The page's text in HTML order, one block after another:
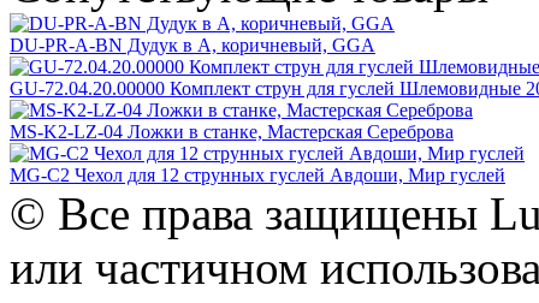
DU-PR-A-BN Дудук в A, коричневый, GGA
GU-72.04.20.00000 Комплект струн для гуслей Шлемовидные
MS-K2-LZ-04 Ложки в станке, Мастерская Сереброва
MG-C2 Чехол для 12 струнных гуслей Авдоши, Мир гуслей
© Все права защищены
или частичном